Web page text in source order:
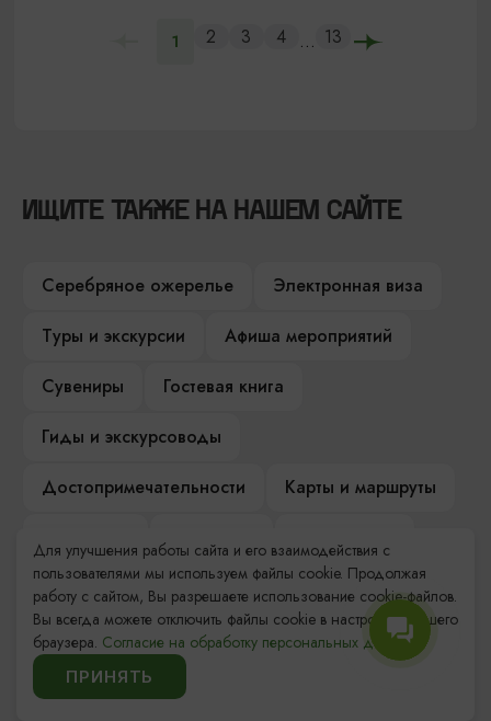
1 2 3 4 ... 13
ИЩИТЕ ТАКЖЕ НА НАШЕМ САЙТЕ
Серебряное ожерелье
Электронная виза
Туры и экскурсии
Афиша мероприятий
Сувениры
Гостевая книга
Гиды и экскурсоводы
Достопримечательности
Карты и маршруты
Компас Балтийской кухни
Настоящий Калининградец
Музеи
Для улучшения работы сайта и его взаимодействия с
пользователями мы используем файлы cookie. Продолжая
работу с сайтом, Вы разрешаете использование cookie-файлов.
Вы всегда можете отключить файлы cookie в настройках Вашего
браузера. Согласие на обработку персональных данных.
ПРИНЯТЬ